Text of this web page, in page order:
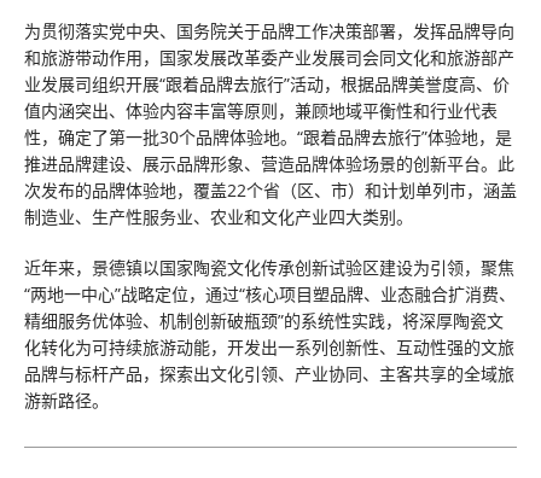
为贯彻落实党中央、国务院关于品牌工作决策部署，发挥品牌导向
和旅游带动作用，国家发展改革委产业发展司会同文化和旅游部产
业发展司组织开展“跟着品牌去旅行”活动，根据品牌美誉度高、价
值内涵突出、体验内容丰富等原则，兼顾地域平衡性和行业代表
性，确定了第一批30个品牌体验地。“跟着品牌去旅行”体验地，是
推进品牌建设、展示品牌形象、营造品牌体验场景的创新平台。此
次发布的品牌体验地，覆盖22个省（区、市）和计划单列市，涵盖
制造业、生产性服务业、农业和文化产业四大类别。
近年来，景德镇以国家陶瓷文化传承创新试验区建设为引领，聚焦
“两地一中心”战略定位，通过“核心项目塑品牌、业态融合扩消费、
精细服务优体验、机制创新破瓶颈”的系统性实践，将深厚陶瓷文
化转化为可持续旅游动能，开发出一系列创新性、互动性强的文旅
品牌与标杆产品，探索出文化引领、产业协同、主客共享的全域旅
游新路径。